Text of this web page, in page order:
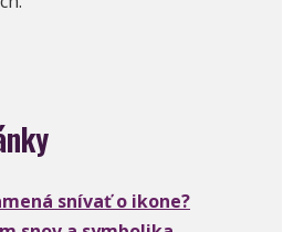
snívať o ikone?